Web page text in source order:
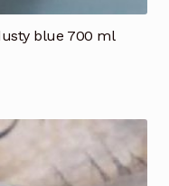
blue 700 ml